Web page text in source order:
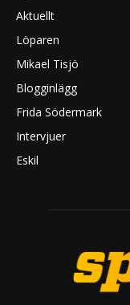
Aktuellt
Löparen
Mikael Tisjö
Blogginlägg
Frida Södermark
Intervjuer
Eskil